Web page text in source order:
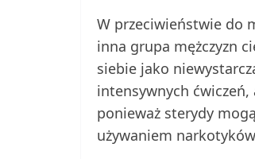
W przeciwieństwie do
inna grupa mężczyzn
siebie jako
intensywnych ćwiczeń,
ponieważ sterydy
używaniem